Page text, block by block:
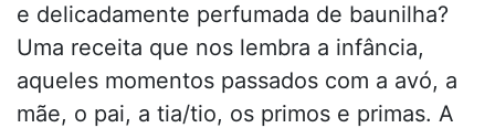
e delicadamente perfumada de baunilha?
Uma receita que nos lembra a infância,
aqueles momentos passados com a avó, a
mãe, o pai, a tia/tio, os primos e primas. A